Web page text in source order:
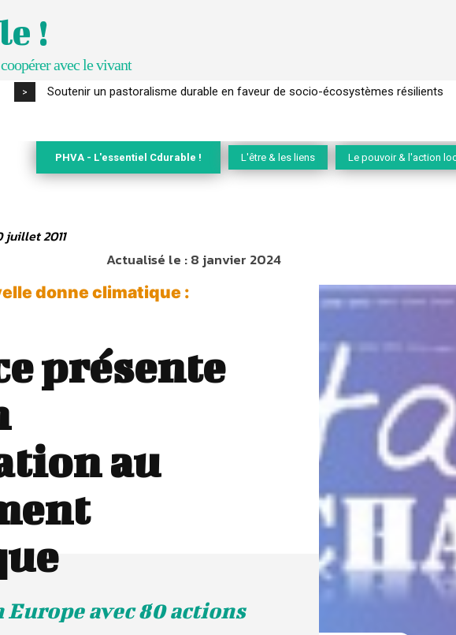
!
avec le vivant
> S’inspirer de l’arbre pour un modèle économique régénératif du vivant …
PHVA - L'essentiel Cdurable ! L'être & les liens Le pouvoir & l'action
juillet 2011
Actualisé le :8 janvier 2024
donne climatique :
présente
au
Europe avec 80 actions